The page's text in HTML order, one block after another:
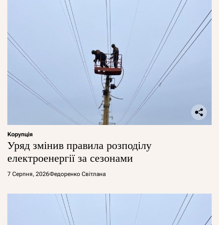
Корупція
Уряд змінив правила розподілу
електроенергії за сезонами
7 Серпня, 2026Федоренко Світлана